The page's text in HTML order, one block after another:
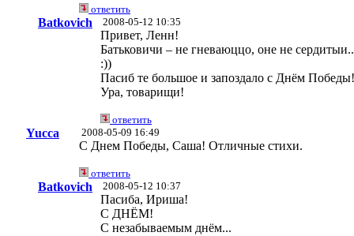
ответить
Batkovich 2008-05-12 10:35
Привет, Ленн!
Батьковичи – не гневаюццо, оне не
:))
Пасиб те большое и запоздало с Днём Победы!
Ура, товарищи!
ответить
Yucca 2008-05-09 16:49
С Днем Победы, Саша! Отличные стихи.
ответить
Batkovich 2008-05-12 10:37
Пасиба, Ириша!
С ДНЁМ!
С незабываемым днём...